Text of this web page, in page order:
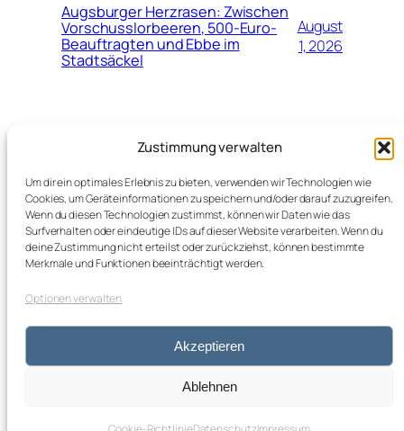
Zustimmung verwalten
Um dir ein optimales Erlebnis zu bieten, verwenden wir Technologien wie
Cookies, um Geräteinformationen zu speichern und/oder darauf zuzugreifen.
Wenn du diesen Technologien zustimmst, können wir Daten wie das
Surfverhalten oder eindeutige IDs auf dieser Website verarbeiten. Wenn du
deine Zustimmung nicht erteilst oder zurückziehst, können bestimmte
Merkmale und Funktionen beeinträchtigt werden.
Optionen verwalten
Akzeptieren
Ablehnen
Augsburger Herzrasen: Zwischen
Vorschusslorbeeren, 500-Euro-
Beauftragten und Ebbe im
Stadtsäckel
August
1, 2026
Neuer Top-Job für Marinko Jurendić
beim Schweizerischen
Fussballverband (SFV)
2026
kleos blog
von Marion Buk-Kluger
Impressum